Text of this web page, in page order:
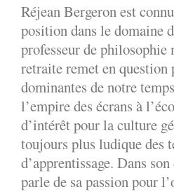
Réjean Bergeron est
position dans le domaine
professeur de philosophie
retraite remet en question
dominantes de notre
l’empire des écrans à
d’intérêt pour la culture
toujours plus ludique des
d’apprentissage. Dans
parle de sa passion pour